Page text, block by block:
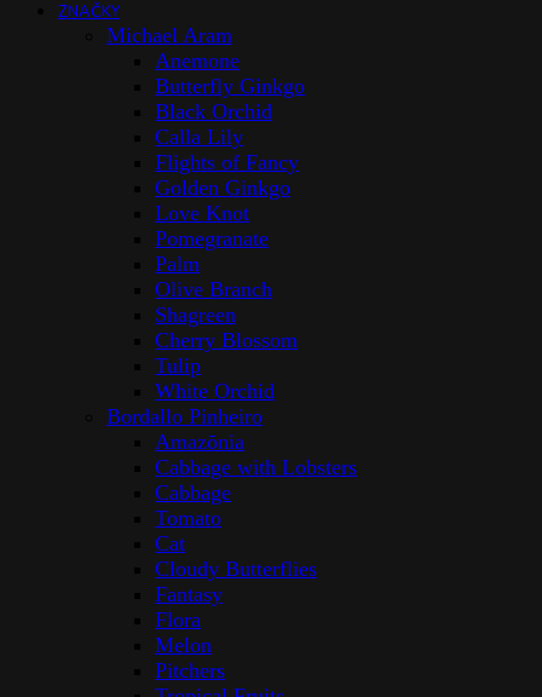
ZNAČKY
Michael Aram
Anemone
Butterfly Ginkgo
Black Orchid
Calla Lily
Flights of Fancy
Golden Ginkgo
Love Knot
Pomegranate
Palm
Olive Branch
Shagreen
Cherry Blossom
Tulip
White Orchid
Bordallo Pinheiro
Amazōnia
Cabbage with Lobsters
Cabbage
Tomato
Cat
Cloudy Butterflies
Fantasy
Flora
Melon
Pitchers